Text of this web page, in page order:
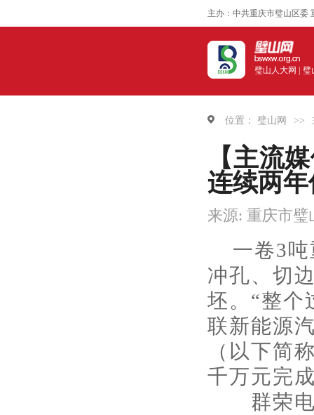
主办：中共重庆市璧山区委
璧山人大网 | 璧
位置： 璧山网 >>
【主流
连续两
来源: 重庆市
一卷3
冲孔、切
坯。“整个
联新能源
（以下简
千万元完
群荣电